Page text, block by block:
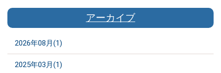
アーカイブ
2026年08月(1)
2025年03月(1)